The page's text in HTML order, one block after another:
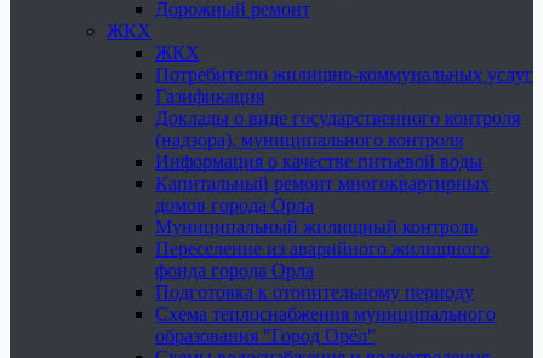
Дорожный ремонт
ЖКХ
ЖКХ
Потребителю жилищно-коммунальных услуг
Газификация
Доклады о виде государственного контроля
(надзора), муниципального контроля
Информация о качестве питьевой воды
Капитальный ремонт многоквартирных
домов города Орла
Муниципальный жилищный контроль
Переселение из аварийного жилищного
фонда города Орла
Подготовка к отопительному периоду
Схема теплоснабжения муниципального
образования "Город Орёл"